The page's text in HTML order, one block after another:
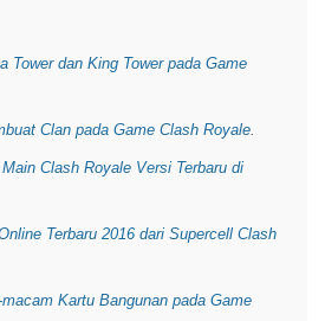
Tower dan King Tower pada Game
Clan pada Game Clash Royale.
Clash Royale Versi Terbaru di
Terbaru 2016 dari Supercell Clash
Kartu Bangunan pada Game